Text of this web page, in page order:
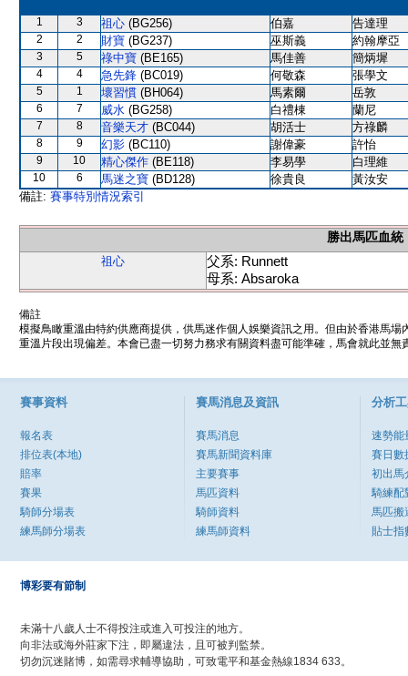
1 3 祖心 (BG256) 伯嘉 告達理
2 2 財寶 (BG237) 巫斯義 約翰摩亞
3 5 祿中寶 (BE165) 馬佳善 簡炳墀
4 4 急先鋒 (BC019) 何敬森 張學文
5 1 壞習慣 (BH064) 馬素爾 岳敦
6 7 威水 (BG258) 白禮棟 蘭尼
7 8 音樂天才 (BC044) 胡活士 方祿麟
8 9 幻影 (BC110) 謝偉豪 許怡
9 10 精心傑作 (BE118) 李易學 白理維
10 6 馬迷之寶 (BD128) 徐貴良
黃汝安
備註: 賽事特別情況索引
勝出馬匹血統
祖心
父系: Runnett
母系: Absaroka
備註
模擬鳥瞰重溫由特約供應商提供，供馬迷作個人娛樂資訊之用。但由於香港馬
重溫片段出現偏差。本會已盡一切努力務求有關資料盡可能準確，馬會就此並
賽事資料
報名表
排位表(本地)
賠率
賽果
騎師分場表
練馬師分場表
賽馬消息及資訊
賽馬消息
賽馬新聞資料庫
主要賽事
馬匹資料
騎師資料
練馬師資料
分析
速勢能
賽日數
初出馬
騎練配
馬匹搬
貼士指
博彩要有節制
未滿十八歲人士不得投注或進入可投注的地方。
向非法或海外莊家下注，即屬違法，且可被判監禁。
切勿沉迷賭博，如需尋求輔導協助，可致電平和基金熱線1834 633。